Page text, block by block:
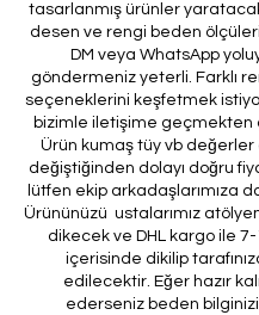
tasarlanmış ürünler
desen ve rengi beden
DM veya WhatsApp
göndermeniz yeterli. Farklı
seçeneklerini keşfetmek
bizimle iletişime geçmekten
Ürün kumaş tüy vb değerler
değiştiğinden dolayı doğru
lütfen ekip arkadaşlarımıza
Ürününüzü ustalarımız
dikecek ve DHL kargo ile
içerisinde dikilip
edilecektir. Eğer hazır
ederseniz beden